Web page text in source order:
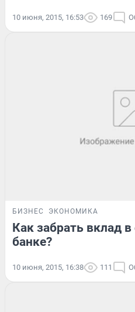
10 июня, 2015, 16:53 169
БИЗНЕС ЭКОНОМИКА
Как забрать вклад
банке?
10 июня, 2015, 16:38 111